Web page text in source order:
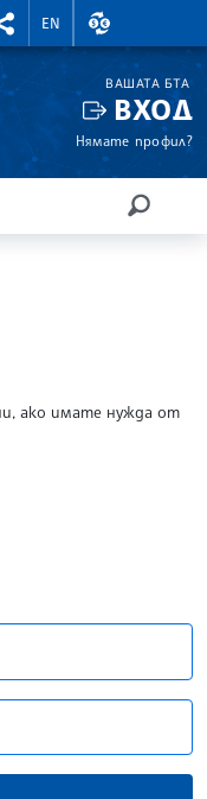
RIGHTMENU.SOCIAL
EN
ВАЛУТНИ
ВАШАТА БТА
ВХОД
Нямате профил?
ако имате нужда от